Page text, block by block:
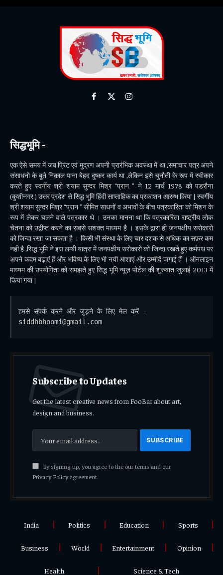
Facebook
X
Instagram
सिद्धभूमि -
एक ऐसे समय में जब प्रिंट एवं मुद्रण अपनी प्रारंभिक अवस्था में था ,समाचार पत्र अपने
संसाधनो के बूते निकाल पाना बेहद दुष्कर कार्य था ,लेकिन इसे चुनौती के रूप में स्वीकार
करते हुए स्वर्गीय श्री शयाम सुन्दर मिश्र “प्रान ” ने 12 मार्च 1978 को पडरौना
(कुशीनगर ) उत्तर प्रदेश से सिद्ध भूमि हिंदी साप्ताहिक का प्रकाशन आरम्भ किया | स्वर्गीय
श्री शयाम सुन्दर मिश्र “प्रान ” सीमित साधनों व अभावों के बीच पत्रकारिता को मिशन के
रूप में लेकर चलने वाले पत्रकार थे । उनका मानना था कि पत्रकारिता राष्ट्रीय लोक
चेतना को उद्वीप्त करने का सबसे सशक्त माध्यम है । इसके द्वारा ही जनपक्षीय सरोकारो
को जिन्दा रखा जा सकता है । किसी भी संस्था के लिए चार दशक से अधिक का सफ़र कम
नही है ,सिद्ध भूमि ने इस लम्बी यात्रा में जनपक्षीय सरोकारो को जिन्दा रखते हुए कर्मपथ पर
अपने कदम बढ़ाएं हैं और भविष्य के लिए भी नयी आशाएं और उम्मीदें जगाई हैं । ऑनलाइन
माध्यम की उपयोगिता को समझते हुए सिद्ध भूमि न्यूज़ पोर्टल की शुरुवात जुलाई 2013 में
किया गया |
हमसे संपर्क करने और जुड़ने के लिए मेल करें -
siddhbhoomi@gmail.com
Subscribe to Updates
Get the latest creative news from FooBar about art,
design and business.
By signing up, you agree to the our terms and our
Privacy Policyagreement.
India Politics Education Sports
Business World Entertainment Opinion
Health Science & Tech